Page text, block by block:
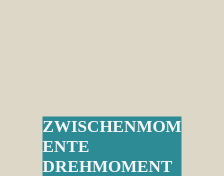
ZWISCHENMOM
ENTE
DREHMOMENT